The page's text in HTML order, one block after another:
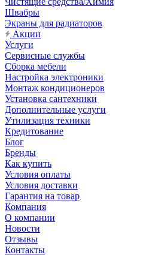
Швабры
Экраны для радиаторов
Акции
Услуги
Сервисные службы
Сборка мебели
Настройка электроники
Монтаж кондиционеров
Установка сантехники
Дополнительные услуги
Утилизация техники
Кредитование
Блог
Бренды
Как купить
Условия оплаты
Условия доставки
Гарантия на товар
Компания
О компании
Новости
Отзывы
Контакты